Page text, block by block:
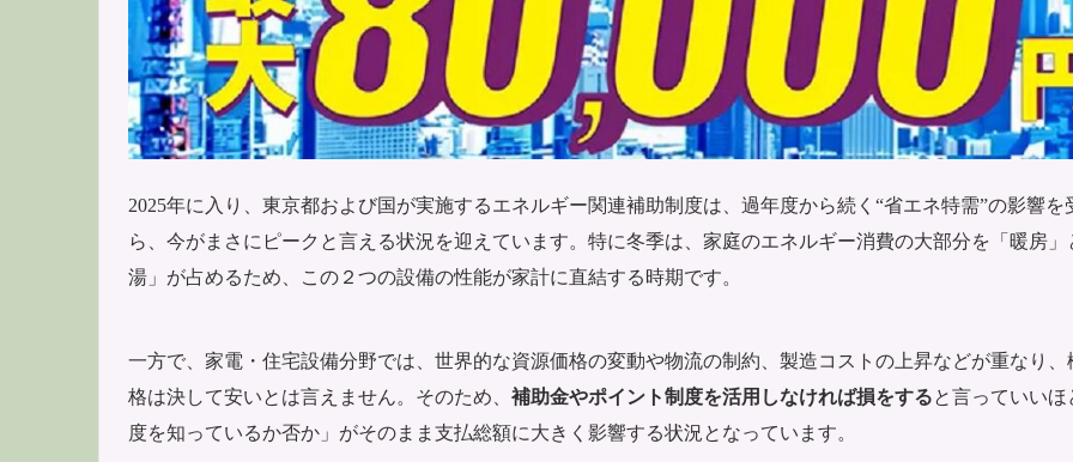
2025年に入り、東京都および国が実施するエネルギー関連補助制度は、過年度から続く“省エネ特需”の影響を
ら、今がまさにピークと言える状況を迎えています。特に冬季は、家庭のエネルギー消費の大部分を「暖房」
湯」が占めるため、この２つの設備の性能が家計に直結する時期です。
一方で、家電・住宅設備分野では、世界的な資源価格の変動や物流の制約、製造コストの上昇などが重なり、
格は決して安いとは言えません。そのため、 補助金やポイント制度を活用しなければ損をすると言っていいほ
度を知っているか否か」がそのまま支払総額に大きく影響する状況となっています。